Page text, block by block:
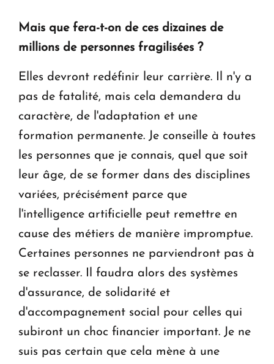
Mais que fera-t-on de ces dizaines de
millions de personnes fragilisées ?
Elles devront redéfinir leur carrière. Il n'y a
pas de fatalité, mais cela demandera du
caractère, de l'adaptation et une
formation permanente. Je conseille à toutes
les personnes que je connais, quel que soit
leur âge, de se former dans des disciplines
variées, précisément parce que
l'intelligence artificielle peut remettre en
cause des métiers de manière impromptue.
Certaines personnes ne parviendront pas à
se reclasser. Il faudra alors des systèmes
d'assurance, de solidarité et
d'accompagnement social pour celles qui
subiront un choc financier important. Je ne
suis pas certain que cela mène à une